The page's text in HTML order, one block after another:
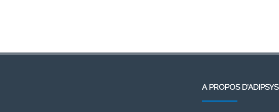
A PROPOS D’ADIPSYS